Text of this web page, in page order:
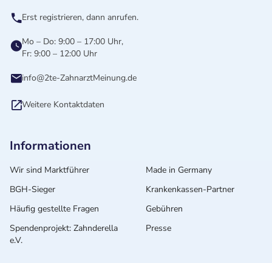
Erst registrieren, dann anrufen.
Mo – Do: 9:00 – 17:00 Uhr,
Fr: 9:00 – 12:00 Uhr
info@2te-ZahnarztMeinung.de
Weitere Kontaktdaten
Informationen
Wir sind Marktführer
Made in Germany
BGH-Sieger
Krankenkassen-Partner
Häufig gestellte Fragen
Gebühren
Spendenprojekt: Zahnderella
e.V.
Presse